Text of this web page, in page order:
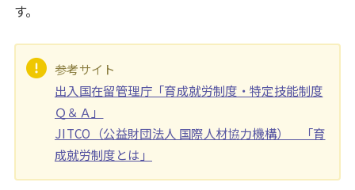
す。
参考サイト
出入国在留管理庁「育成就労制度・特定技能制度
Ｑ＆Ａ」
JITCO（公益財団法人 国際人材協力機構） 「育
成就労制度とは」